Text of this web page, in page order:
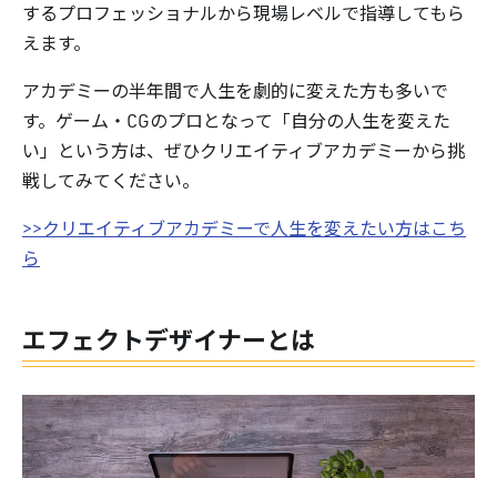
するプロフェッショナルから現場レベルで指導してもら
えます。
アカデミーの半年間で人生を劇的に変えた方も多いで
す。ゲーム・CGのプロとなって「自分の人生を変えた
い」という方は、ぜひクリエイティブアカデミーから挑
戦してみてください。
>>クリエイティブアカデミーで人生を変えたい方はこち
ら
エフェクトデザイナーとは